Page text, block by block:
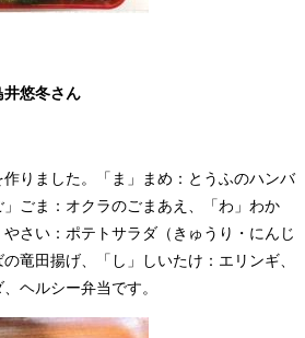
悠冬さん
作りました。「ま」まめ：とうふのハンバ
ごま：オクラのごまあえ、「わ」わか
さい：ポテトサラダ（きゅうり・にんじ
竜田揚げ、「し」しいたけ：エリンギ、
ヘルシー弁当です。